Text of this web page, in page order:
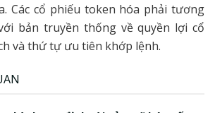
Các cổ phiếu token hóa phải tương
bản truyền thống về quyền lợi cổ
và thứ tự ưu tiên khớp lệnh.